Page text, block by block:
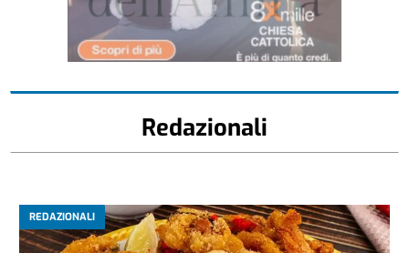
Redazionali
REDAZIONALI